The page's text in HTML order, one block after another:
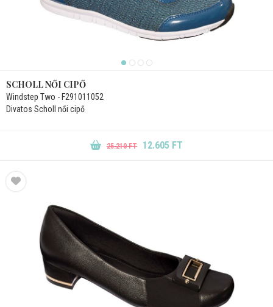
SCHOLL NŐI CIPŐ
Windstep Two - F291011052
Divatos Scholl női cipő
25.210 FT 12.605 FT